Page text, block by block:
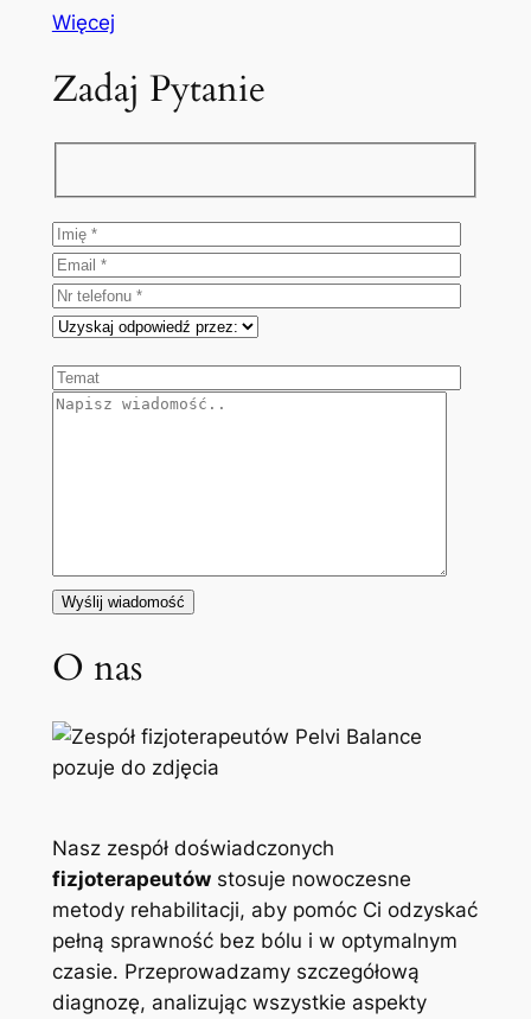
Więcej
Zadaj Pytanie
O nas
Nasz zespół doświadczonych
fizjoterapeutówstosuje nowoczesne
metody rehabilitacji, aby pomóc Ci odzyskać
pełną sprawność bez bólu i w optymalnym
czasie. Przeprowadzamy szczegółową
diagnozę, analizując wszystkie aspekty